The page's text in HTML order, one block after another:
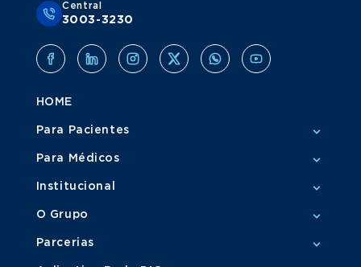
Central
3003-3230
HOME
Para Pacientes
Para Médicos
Institucional
O Grupo
Parcerias